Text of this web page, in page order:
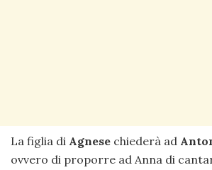
La figlia di Agnese chiederà ad
ovvero di proporre ad Anna di